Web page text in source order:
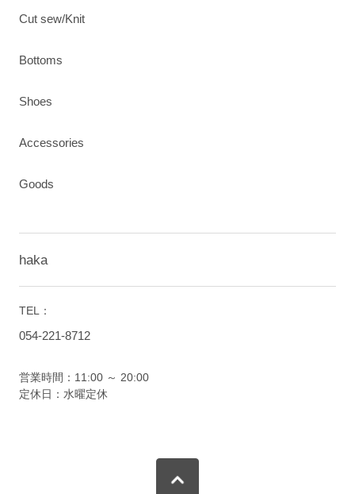
Cut sew/Knit
Bottoms
Shoes
Accessories
Goods
haka
TEL：
054-221-8712
営業時間：11:00 ～ 20:00
定休日：水曜定休